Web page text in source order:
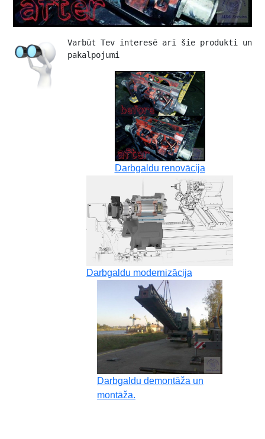
Varbūt Tev interesē arī šie produkti un
pakalpojumi
Darbgaldu renovācija
Darbgaldu modernizācija
Darbgaldu demontāža un
montāža.